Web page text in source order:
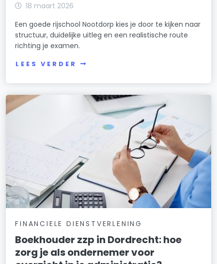
18 maart 2026
Een goede rijschool Nootdorp kies je door te kijken naar
structuur, duidelijke uitleg en een realistische route
richting je examen.
LEES VERDER
FINANCIELE DIENSTVERLENING
Boekhouder zzp in Dordrecht: hoe
zorg je als ondernemer voor